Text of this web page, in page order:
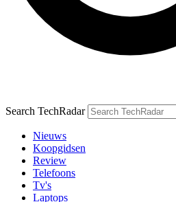
Search TechRadar
Nieuws
Koopgidsen
Review
Telefoons
Tv's
Laptops